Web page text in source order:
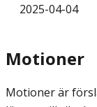
2025-04-04
Motioner
Motioner är